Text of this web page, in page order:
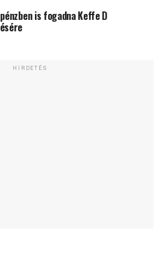
is fogadna Keffe D
HIRDETÉS